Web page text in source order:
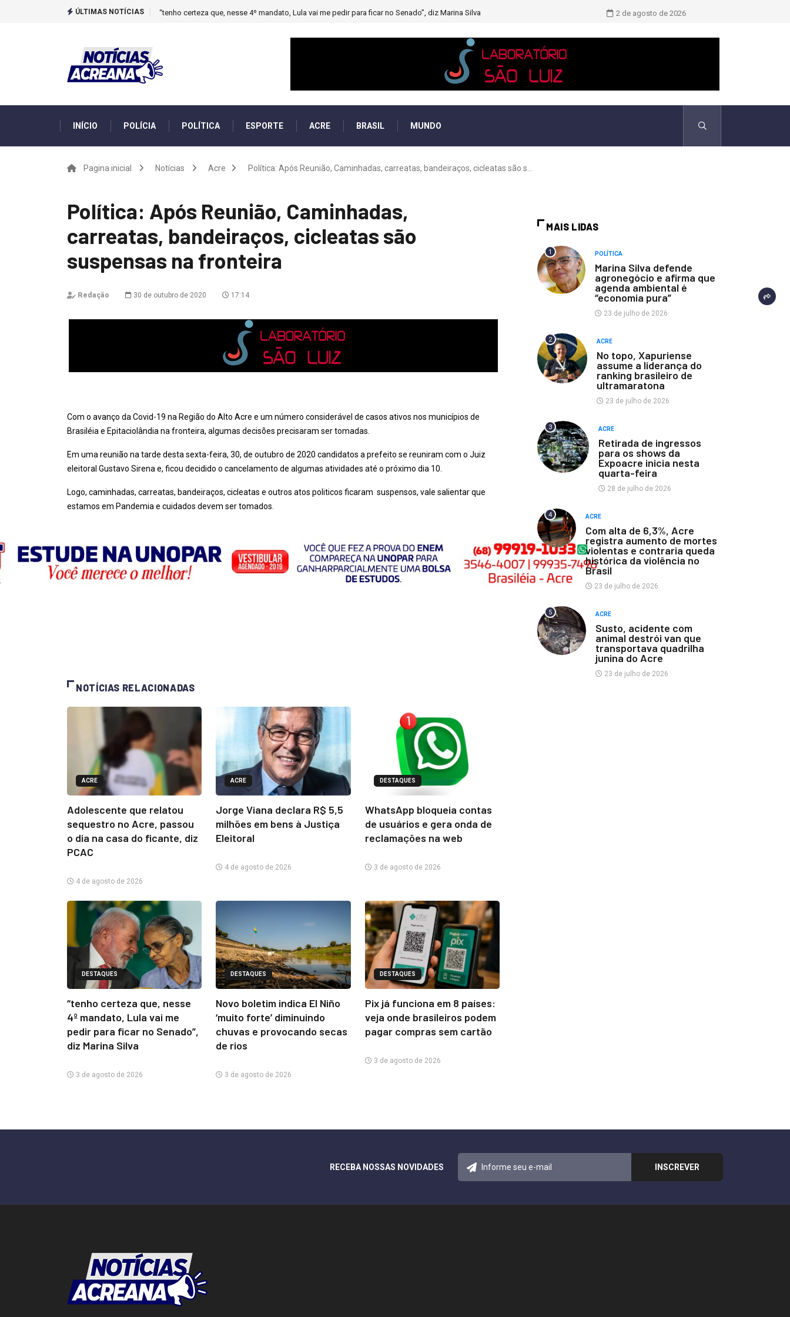
ÚLTIMAS NOTÍCIAS “tenho certeza que, nesse 4º mandato, Lula vai me pedir para ficar no Senado”, diz Marina Silva Novo boletim indica El Niño ‘muito
2 de agosto de 2026
INÍCIO POLÍCIA POLÍTICA ESPORTE ACRE BRASIL MUNDO
Pagina inicial Notícias Acre Política: Após Reunião, Caminhadas, carreatas, bandeiraços, cicleatas são s...
Política: Após Reunião, Caminhadas,
carreatas, bandeiraços, cicleatas são
suspensas na fronteira
Redação 30 de outubro de 2020 17:14
Com o avanço da Covid-19 na Região do Alto Acre e um número considerável de casos ativos nos municípios de
Brasiléia e Epitaciolândia na fronteira, algumas decisões precisaram ser tomadas.
Em uma reunião na tarde desta sexta-feira, 30, de outubro de 2020 candidatos a prefeito se reuniram com o Juiz
eleitoral Gustavo Sirena e, ficou decidido o cancelamento de algumas atividades até o próximo dia 10.
Logo, caminhadas, carreatas, bandeiraços, cicleatas e outros atos politicos ficaram suspensos, vale salientar que
estamos em Pandemia e cuidados devem ser tomados.
NOTÍCIAS RELACIONADAS
ACRE
Adolescente que relatou
sequestro no Acre, passou
o dia na casa do ficante, diz
PCAC
4 de agosto de 2026
ACRE
Jorge Viana declara R$ 5,5
milhões em bens à Justiça
Eleitoral
4 de agosto de 2026
DESTAQUES
WhatsApp bloqueia contas
de usuários e gera onda de
reclamações na web
3 de agosto de 2026
DESTAQUES
“tenho certeza que, nesse
4º mandato, Lula vai me
pedir para ficar no Senado”,
diz Marina Silva
3 de agosto de 2026
DESTAQUES
Novo boletim indica El Niño
‘muito forte’ diminuindo
chuvas e provocando secas
de rios
3 de agosto de 2026
DESTAQUES
Pix já funciona em 8 países:
veja onde brasileiros podem
pagar compras sem cartão
3 de agosto de 2026
MAIS LIDAS
1 POLÍTICA
Marina Silva defende
agronegócio e afirma que
agenda ambiental é
“economia pura”
23 de julho de 2026
2 ACRE
No topo, Xapuriense
assume a liderança do
ranking brasileiro de
ultramaratona
23 de julho de 2026
3 ACRE
Retirada de ingressos
para os shows da
Expoacre inicia nesta
quarta-feira
28 de julho de 2026
4 ACRE
Com alta de 6,3%, Acre
registra aumento de mortes
violentas e contraria queda
histórica da violência no
Brasil
23 de julho de 2026
5 ACRE
Susto, acidente com
animal destrói van que
transportava quadrilha
junina do Acre
23 de julho de 2026
RECEBA NOSSAS NOVIDADES